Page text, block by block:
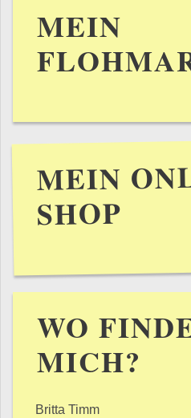
MEIN
MEIN
SHOP
WO
MICH?
Britta Timm